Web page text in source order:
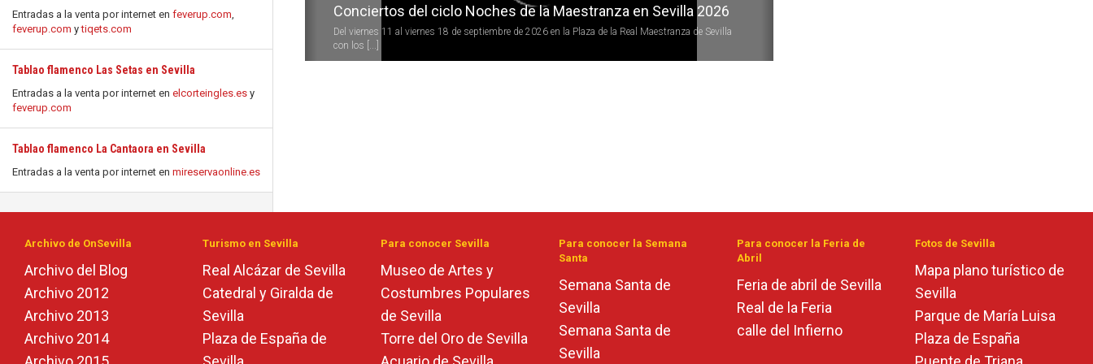
Entradas a la venta por internet en feverup.com,
feverup.com ytiqets.com
Tablao flamenco Las Setas en Sevilla
Entradas a la venta por internet en elcorteingles.es y
feverup.com
Tablao flamenco La Cantaora en Sevilla
Entradas a la venta por internet en mireservaonline.es
Conciertos del ciclo Noches de la Maestranza en Sevilla 2026
Del viernes 11 al viernes 18 de septiembre de 2026 en la Plaza de la Real Maestranza de Sevilla
con los [...]
Archivo de OnSevilla
Archivo del Blog
Archivo 2012
Archivo 2013
Archivo 2014
Turismo en Sevilla
Real Alcázar de Sevilla
Catedral y Giralda de
Sevilla
Plaza de España de
Para conocer Sevilla
Museo de Artes y
Costumbres Populares
de Sevilla
Torre del Oro de Sevilla
Para conocer la Semana
Santa
Semana Santa de
Sevilla
Semana Santa de
Sevilla
Para conocer la Feria de
Abril
Feria de abril de Sevilla
Real de la Feria
calle del Infierno
Fotos de Sevilla
Mapa plano turístico de
Sevilla
Parque de María Luisa
Plaza de España